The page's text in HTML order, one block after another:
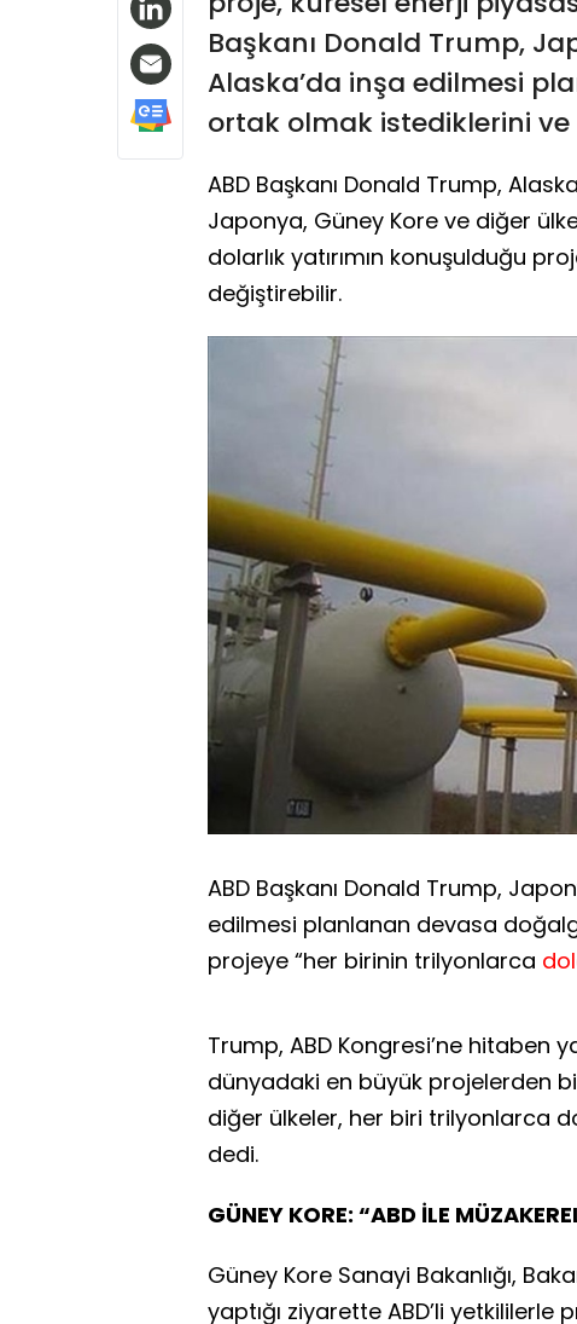
Başkanı Donald Trump,
Alaska’da inşa edilmesi
ortak olmak istediklerini ve
ABD Başkanı Donald Trump,
Japonya, Güney Kore ve diğer
dolarlık yatırımın konuşulduğu
değiştirebilir.
ABD Başkanı Donald Trump,
edilmesi planlanan devasa
projeye “her birinin trilyonlarca
Trump, ABD Kongresi’ne hitaben
dünyadaki en büyük projelerden
diğer ülkeler, her biri trilyonlarca
dedi.
GÜNEY KORE: “ABD İLE
Güney Kore Sanayi Bakanlığı,
yaptığı ziyarette ABD’li